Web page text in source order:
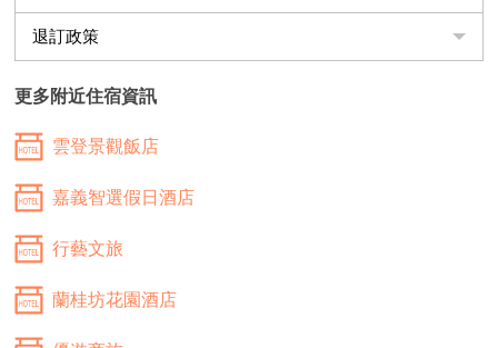
退訂政策
更多附近住宿資訊
雲登景觀飯店
嘉義智選假日酒店
行藝文旅
蘭桂坊花園酒店